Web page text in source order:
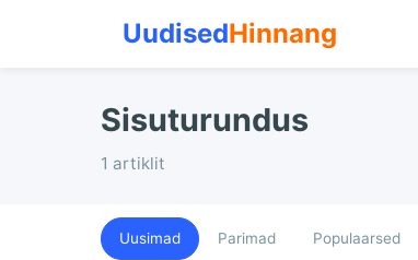
UudisedHinnang
Sisuturundus
1 artiklit
Uusimad Parimad Populaarsed